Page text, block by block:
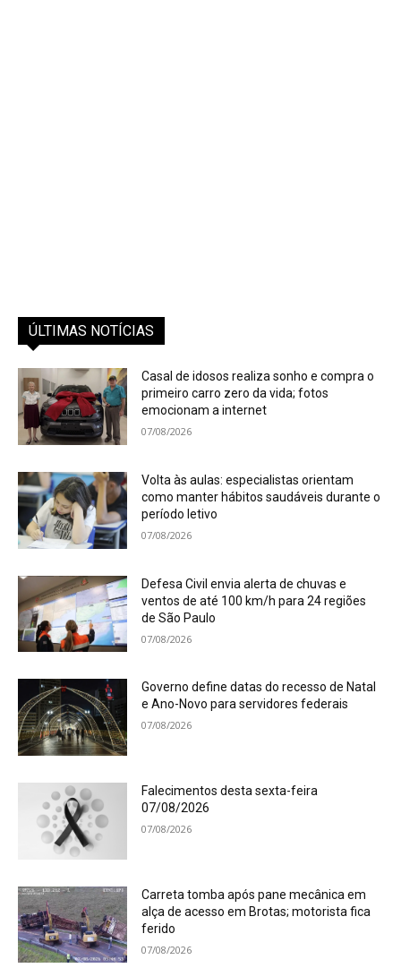
ÚLTIMAS NOTÍCIAS
Casal de idosos realiza sonho e compra o
primeiro carro zero da vida; fotos
emocionam a internet
07/08/2026
Volta às aulas: especialistas orientam
como manter hábitos saudáveis durante o
período letivo
07/08/2026
Defesa Civil envia alerta de chuvas e
ventos de até 100 km/h para 24 regiões
de São Paulo
07/08/2026
Governo define datas do recesso de Natal
e Ano-Novo para servidores federais
07/08/2026
Falecimentos desta sexta-feira
07/08/2026
07/08/2026
Carreta tomba após pane mecânica em
alça de acesso em Brotas; motorista fica
ferido
07/08/2026